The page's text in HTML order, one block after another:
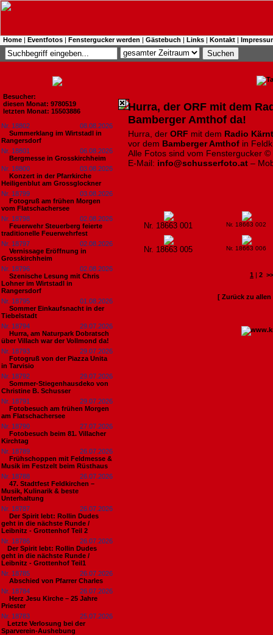
Home | Eventfotos | Fenstergucker werden | Gästebuch | Links | Kontakt |
Besucher:
diesen Monat: 9780519
letzten Monat: 15503886
Nr. 18802
08.08.2026
Summerklang im Wirtstadl in
Rangersdorf
Nr. 18801
06.08.2026
Bergmesse in Grosskirchheim
Nr. 18800
03.08.2026
Konzert in der Pfarrkirche
Heiligenblut am Grossglockner
Nr. 18799
03.08.2026
Fotogruß am frühen Morgen
vom Flatschachersee
Nr. 18798
02.08.2026
Feuerwehr Steuerberg feierte
traditionelle Feuerwehrfest
Nr. 18797
02.08.2026
Vernissage Eröffnung in
Grosskirchheim
Nr. 18796
02.08.2026
Szenische Lesung mit Chris
Lohner im Wirtstadl in
Rangersdorf
Nr. 18795
01.08.2026
Sommer Einkaufsnacht in der
Tiebelstadt
Nr. 18794
29.07.2026
Hurra, am Naturpark Dobratsch
über Villach war der Vollmond da!
Nr. 18793
29.07.2026
Fotogruß von der Piazza Unita
in Tarvisio
Nr. 18792
29.07.2026
Sommer-Stiegenhausdeko von
Christine B. Schusser
Nr. 18791
29.07.2026
Fotobesuch am frühen Morgen
am Flatschachersee
Nr. 18790
27.07.2026
Fotobesuch beim 81. Villacher
Kirchtag
Nr. 18789
26.07.2026
Frühschoppen mit Feldmesse &
Musik im Festzelt beim Rüsthaus
Nr. 18788
26.07.2026
47. Stadtfest Feldkirchen –
Musik, Kulinarik & beste
Unterhaltung
Nr. 18787
26.07.2026
Der Spirit lebt: Rollin Dudes
geht in die nächste Runde /
Leibnitz - Grottenhof Teil 2
Nr. 18786
26.07.2026
​Der Spirit lebt: Rollin Dudes
geht in die nächste Runde /
Leibnitz - Grottenhof Teil1
Nr. 18785
26.07.2026
Abschied von Pfarrer Charles
Nr. 18784
26.07.2026
Herz Jesu Kirche – 25 Jahre
Priester
Nr. 18783
25.07.2026
​Letzte Verlosung bei der
Sparverein-Aushebung
​Hurra, der ORF mit dem
Bamberger Amthof da!
Hurra, der ORF mit dem Radio
vor dem Bamberger Amthof in
Alle Fotos sind vom Fenstergucker ©
E-Mail: info@schusserfoto.at –
Nr. 18663 001 Nr. 18663 002
Nr. 18663 005 Nr. 18663 006
1 | 2
[ Zurück zu